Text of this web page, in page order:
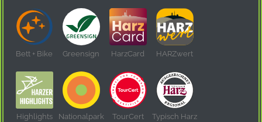
Bett + Bike Greensign HarzCard HARZwert
Highlights Nationalpark TourCert Typisch Harz